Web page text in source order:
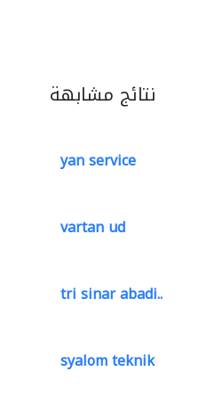
نتائج مشابهة
yan service
vartan ud
tri sinar abadi..
syalom teknik